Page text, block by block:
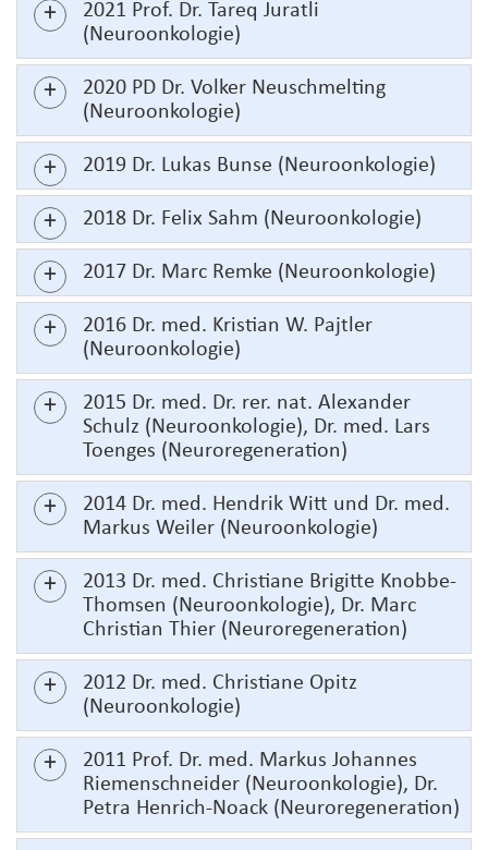
2021 Prof. Dr. Tareq Juratli
(Neuroonkologie)
2020 PD Dr. Volker Neuschmelting
(Neuroonkologie)
2019 Dr. Lukas Bunse (Neuroonkologie)
2018 Dr. Felix Sahm (Neuroonkologie)
2017 Dr. Marc Remke (Neuroonkologie)
2016 Dr. med. Kristian W. Pajtler
(Neuroonkologie)
2015 Dr. med. Dr. rer. nat. Alexander
Schulz (Neuroonkologie), Dr. med. Lars
Toenges (Neuroregeneration)
2014 Dr. med. Hendrik Witt und Dr. med.
Markus Weiler (Neuroonkologie)
2013 Dr. med. Christiane Brigitte Knobbe-
Thomsen (Neuroonkologie), Dr. Marc
Christian Thier (Neuroregeneration)
2012 Dr. med. Christiane Opitz
(Neuroonkologie)
2011 Prof. Dr. med. Markus Johannes
Riemenschneider (Neuroonkologie), Dr.
Petra Henrich-Noack (Neuroregeneration)